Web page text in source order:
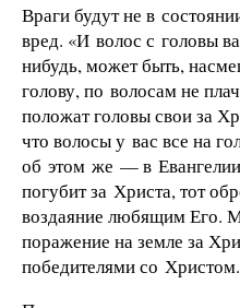
Враги будут не в
вред. «И волос с головы
нибудь, может быть,
голову, по волосам не
положат головы свои за
что волосы у вас все на
об этом же — в
погубит за Христа, тот
воздаяние любящим Его.
поражение на земле за
победителями со Христом.